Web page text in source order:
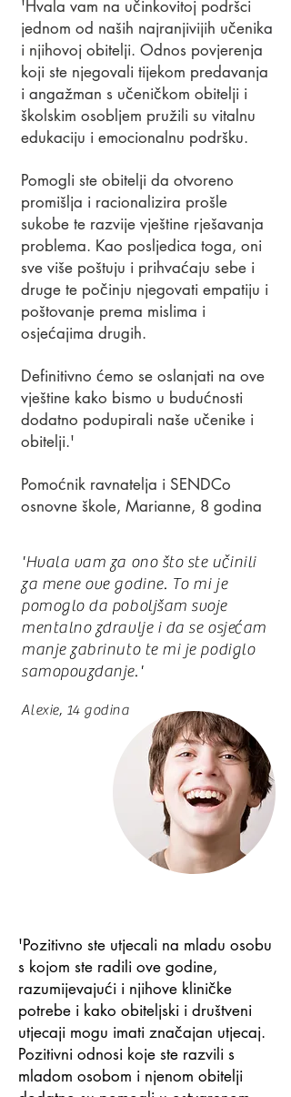
'Hvala vam na učinkovitoj podršci
jednom od naših najranjivijih učenika
i njihovoj obitelji. Odnos povjerenja
koji ste njegovali tijekom predavanja
i angažman s učeničkom obitelji i
školskim osobljem pružili su vitalnu
edukaciju i emocionalnu podršku.
Pomogli ste obitelji da otvoreno
promišlja i racionalizira prošle
sukobe te razvije vještine rješavanja
problema. Kao posljedica toga, oni
sve više poštuju i prihvaćaju sebe i
druge te počinju njegovati empatiju i
poštovanje prema mislima i
osjećajima drugih.
Definitivno ćemo se oslanjati na ove
vještine kako bismo u budućnosti
dodatno podupirali naše učenike i
obitelji.'
Pomoćnik ravnatelja i SENDCo
osnovne škole, Marianne, 8 godina
'Hvala vam za ono što ste učinili
za mene ove godine. To mi je
pomoglo da poboljšam svoje
mentalno zdravlje i da se osjećam
manje zabrinuto te mi je podiglo
samopouzdanje.'
Alexie, 14 godina
'Pozitivno ste utjecali na mladu osobu
s kojom ste radili ove godine,
razumijevajući i njihove kliničke
potrebe i kako obiteljski i društveni
utjecaji mogu imati značajan utjecaj.
Pozitivni odnosi koje ste razvili s
mladom osobom i njenom obitelji